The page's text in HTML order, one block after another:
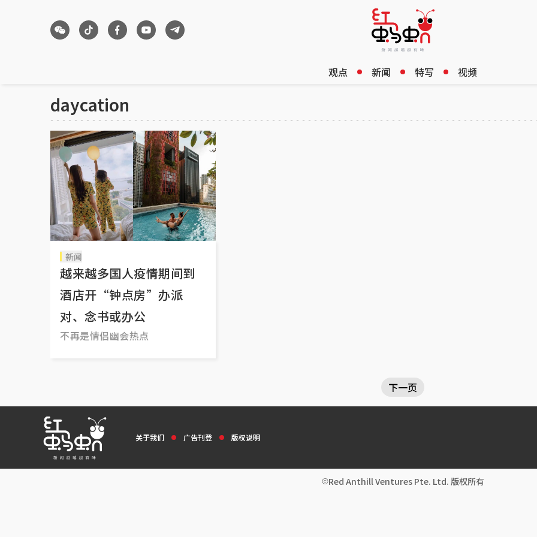
观点 新闻 特写 视频
daycation
新闻
越来越多国人疫情期间到
酒店开“钟点房”办派
对、念书或办公
不再是情侣幽会热点
下一页
关于我们 广告刊登 版权说明
Red Anthill Ventures Pte. Ltd. 版权所有